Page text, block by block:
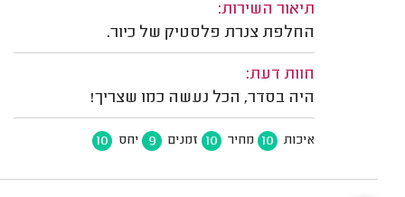
תיאור השירות:
החלפת צנרת פלסטיק של כיור.
חוות דעת:
היה בסדר, הכל נעשה כמו שצריך!
איכות 10 מחיר 10 זמנים 9 יחס 10